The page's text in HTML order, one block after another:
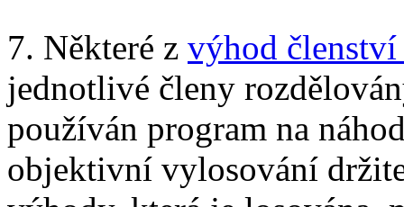
7. Některé z výhod
jednotlivé členy
používán program na
objektivní vylosování